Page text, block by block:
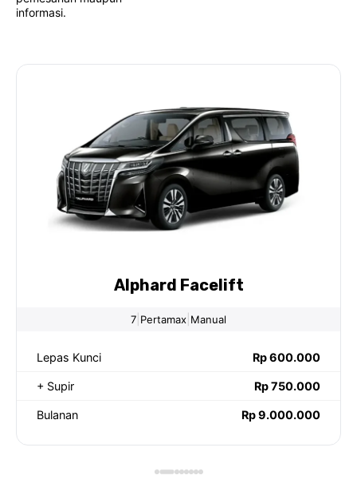
informasi.
Alphard Facelift
7 Pertamax Manual
Lepas Kunci Rp 600.000
+ Supir Rp 750.000
Bulanan Rp 9.000.000